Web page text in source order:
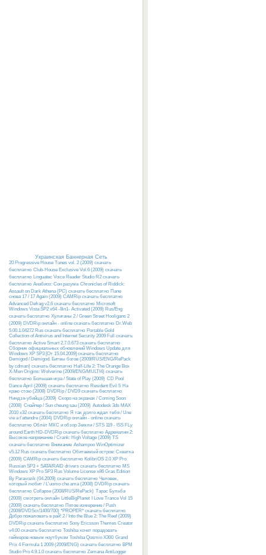
Украинская Баннерная Сеть
20 Progressive House Tunes vol. 2 (2009) скачать
бесплатно Club-House Exclusive Vol.6 (2009) скачать
бесплатно Linguatec Voice Reader Studio R2 скачать
бесплатно Анабиоз: Сон разума Chronicles of Riddick:
Assault on Dark Athena (PC) скачать бесплатно Папе
снова 17 / 17 Again (2009) CAMRip скачать бесплатно
Advanced Defrag v2.6 скачать бесплатно Microsoft
Windows Vista SP2 x64 -8in1- Activated (2009) Rus/Eng
скачать бесплатно Хулиганы 2 / Green Street Hooligans 2
(2009) DVDRip онлайн - online скачать бесплатно Dr.Web
5.00.1.04272 Rus скачать бесплатно Portable Gold
Collection of Antivirus and Internet Security 2009 Full скачать
бесплатно Active Smart 2.7.0.673 скачать бесплатно
Сборник официальных обновлений Windows Update для
Windows XP SP3 [От 15.04.2009] скачать бесплатно
Demigod / Demigod. Битвы богов (2009/RUS/ENG/RePack
by cdman) скачать бесплатно Half-Life 2: The Orange Box
X-Men Origins: Wolverine (2009/ENG/MULTI4) скачать
бесплатно Большая игра / State of Play (2009) CD Pool
Dance April (2009) скачать бесплатно Resident Evil 5 На
краю стою (2008) DVDRip / DVD9 скачать бесплатно
Ниндзя-убийца (2009) Скоро на экранах / Coming Soon
(2008) Снайпер / Sun cheung sau (2009) Autodesk 3ds MAX
2010 x32 скачать бесплатно Я так долго ждал тебя / Une
vie a t'attendre (2004) DVDRip онлайн - online скачать
бесплатно Облёт МКС и обзор Земли / STS 119 - ISS FLy
around Earth HD-DVDRip скачать бесплатно Адреналин 2:
Высокое напряжение / Crank: High Voltage (2009) TS
скачать бесплатно Внимание Ashampoo WinOptimizer
v5.12 Rus скачать бесплатно Обитаемый остров: Схватка
(2009) CAMRip скачать бесплатно KolibriOS 2.0 XP Pro
Russian SP3 + SATA/RAID drivers скачать бесплатно MS
Windows XP Pro SP3 Rus Volume License x86 Gras Edition
By Paravozik (04.2009) скачать бесплатно Человек,
который любит / L'uomo che ama (2008) DVDRip скачать
бесплатно Collapse (2008/RUS/RePack) Тарас Бульба
(2009) смотреть онлайн LittleBigPlanet I Love Trance Vol 15
(2009) скачать бесплатно Пятое измерение / Push
(2009/DVDScr/1400/700) *PROPER* скачать бесплатно
Добро пожаловать в рай! 2 / Into the Blue 2: The Reef (2009)
DVDRip скачать бесплатно Sony Ericsson Themes Creator
v4.00 скачать бесплатно Toshiba хочет порадовать
геймеров новым ноутбуком Toshiba Qosmio X300 Grand
Prix 4 Formula 1 2009 (2009/ENG) скачать бесплатно BPM
Studio Pro 4.9.1.0 скачать бесплатно Zemana AntiLogger